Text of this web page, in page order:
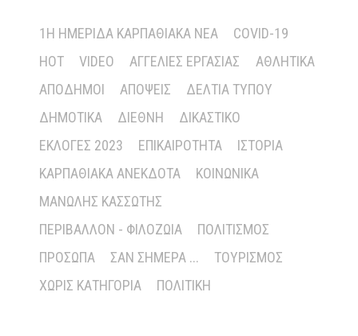
1Η ΗΜΕΡΊΔΑ ΚΑΡΠΑΘΙΑΚΆ ΝΈΑ
COVID-19
HOT
VIDEO ΑΓΓΕΛΊΕΣ ΕΡΓΑΣΊΑΣ
ΑΘΛΗΤΙΚΆ
ΑΠΌΔΗΜΟΙ
ΑΠΌΨΕΙΣ
ΔΕΛΤΊΑ ΤΎΠΟΥ
ΔΗΜΟΤΙΚΆ
ΔΙΕΘΝΉ
ΔΙΚΑΣΤΙΚΌ
ΕΚΛΟΓΈΣ 2023
ΕΠΙΚΑΙΡΌΤΗΤΑ
ΙΣΤΟΡΊΑ
ΚΑΡΠΑΘΙΑΚΆ ΑΝΈΚΔΟΤΑ
ΚΟΙΝΩΝΙΚΆ
ΜΑΝΏΛΗΣ ΚΑΣΣΏΤΗΣ
ΠΕΡΙΒΆΛΛΟΝ - ΦΙΛΟΖΩΊΑ
ΠΟΛΙΤΙΣΜΌΣ
ΠΡΌΣΩΠΑ
ΣΑΝ ΣΉΜΕΡΑ ...
ΤΟΥΡΙΣΜΌΣ
ΧΩΡΊΣ ΚΑΤΗΓΟΡΊΑ
ΠΟΛΙΤΙΚΉ